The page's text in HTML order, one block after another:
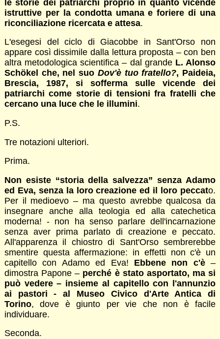
le storie dei patriarchi proprio in quanto vicende
istruttive per la condotta umana e foriere di una
riconciliazione ricercata e attesa.
L'esegesi del ciclo di Giacobbe in Sant'Orso non
appare così dissimile dalla lettura proposta – con ben
altra metodologica scientifica – dal grande L. Alonso
Schökel che, nel suo Dov'è tuo fratello?, Paideia,
Brescia, 1987, si sofferma sulle vicende dei
patriarchi come storie di tensioni fra fratelli che
cercano una luce che le illumini.
P.S.
Tre notazioni ulteriori.
Prima.
Non esiste “storia della salvezza” senza Adamo
ed Eva, senza la loro creazione ed il loro peccato.
Per il medioevo – ma questo avrebbe qualcosa da
insegnare anche alla teologia ed alla catechetica
moderna! - non ha senso parlare dell'incarnazione
senza aver prima parlato di creazione e peccato.
All'apparenza il chiostro di Sant'Orso sembrerebbe
smentire questa affermazione: in effetti non c'è un
capitello con Adamo ed Eva! Ebbene non c'è–
dimostra Papone – perché è stato asportato, ma si
può vedere – insieme al capitello con l'annunzio
ai pastori - al Museo Civico d'Arte Antica di
Torino, dove è giunto per vie che non è facile
individuare.
Seconda.